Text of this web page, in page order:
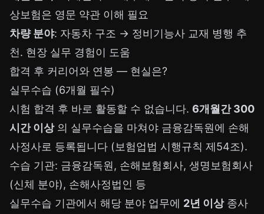
상보험은 영문 약관 이해 필요
차량 분야: 자동차 구조 → 정비기능사 교재 병행 추
천. 현장 실무 경험이 도움
합격 후 커리어와 연봉 — 현실은?
실무수습 (6개월 필수)
시험 합격 후 바로 활동할 수 없습니다. 6개월간 300
시간 이상의 실무수습을 마쳐야 금융감독원에 손해
사정사로 등록됩니다 (보험업법 시행규칙 제54조).
수습 기관: 금융감독원, 손해보험회사, 생명보험회사
(신체 분야), 손해사정법인 등
실무수습 기관에서 해당 분야 업무에 2년 이상종사